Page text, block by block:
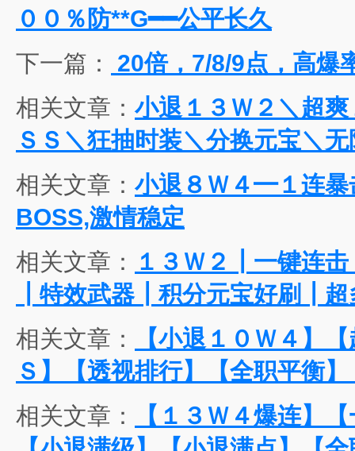
００％防**G━━公平长久
下一篇：
20倍，7/8/9点，高爆
相关文章： 小退１３Ｗ２＼超
ＳＳ＼狂抽时装＼分换元宝＼
相关文章： 小退８Ｗ４━１连暴
BOSS,激情稳定
相关文章：
１３Ｗ２┃一键连
┃特效武器┃积分元宝好刷┃
相关文章：
【小退１０Ｗ４】
Ｓ】【透视排行】【全职平衡
相关文章：
【１３Ｗ４爆连】